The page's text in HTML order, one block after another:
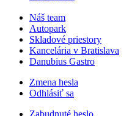
Náš team
Autopark
Skladové priestory
Kancelária v Bratislava
Danubius Gastro
Zmena hesla
Odhlásiť sa
Zabudnuté heslo